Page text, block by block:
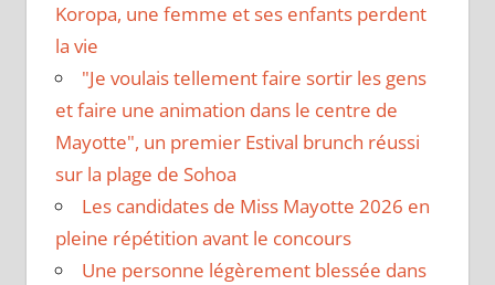
Koropa, une femme et ses enfants perdent
la vie
"Je voulais tellement faire sortir les gens
et faire une animation dans le centre de
Mayotte", un premier Estival brunch réussi
sur la plage de Sohoa
Les candidates de Miss Mayotte 2026 en
pleine répétition avant le concours
Une personne légèrement blessée dans